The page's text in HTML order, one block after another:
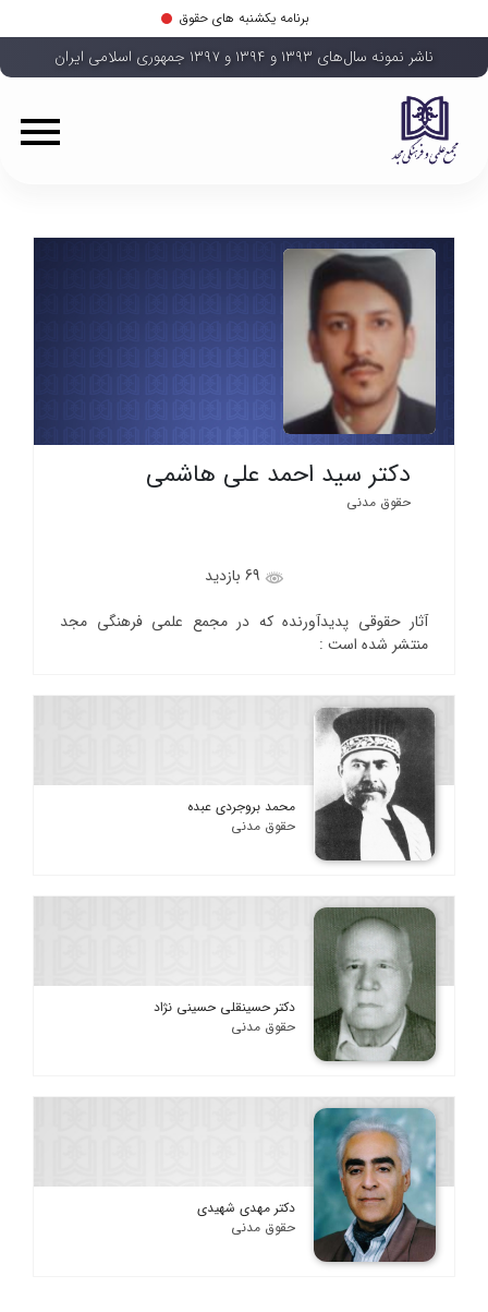
برنامه یکشنبه های حقوق
ناشر نمونه سال‌های ۱۳۹۳ و ۱۳۹۴ و ۱۳۹۷ جمهوری اسلامی ایران
دکتر سید احمد علی هاشمی
حقوق مدنی
آثار حقوقی پدیدآورنده که در مجمع علمی فرهنگی مجد
منتشر شده است :
محمد بروجردی عبده
حقوق مدنی
دکتر حسینقلی حسینی نژاد
حقوق مدنی
دکتر مهدی شهیدی
حقوق مدنی